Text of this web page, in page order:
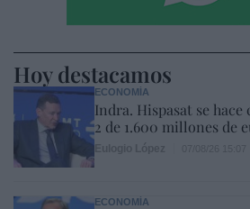
Hoy destacamos
ECONOMÍA
Indra. Hispasat se
2 de 1.600 millones de
ECONOMÍA